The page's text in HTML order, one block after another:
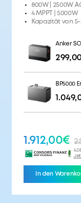
800W | 2500W
4 MPPT | 5000W
Kapazität von
Anker
BP5000
Anker
1.912,00€
In den